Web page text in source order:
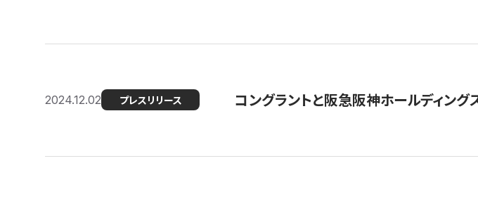
2024.12.02 プレスリリース コングラントと阪急阪神ホールディング